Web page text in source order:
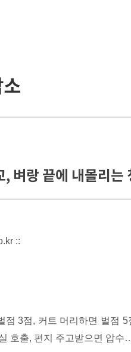
벼랑 끝에 내몰리는
::
점 3점, 커트 머리하면 벌점
호출, 편지 주고받으면 압수